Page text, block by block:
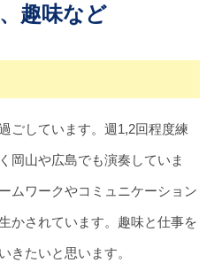
趣味など
ごしています。週1,2回程度練
岡山や広島でも演奏していま
ムワークやコミュニケーション
かされています。趣味と仕事を
きたいと思います。